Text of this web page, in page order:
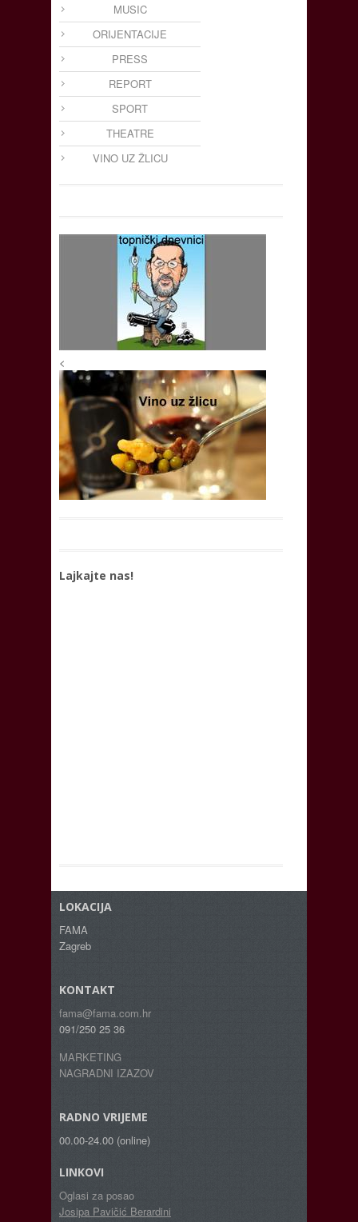
MUSIC
ORIJENTACIJE
PRESS
REPORT
SPORT
THEATRE
VINO UZ ŽLICU
<
Lajkajte nas!
LOKACIJA
FAMA
Zagreb
KONTAKT
fama@fama.com.hr
091/250 25 36
MARKETING
NAGRADNI IZAZOV
RADNO VRIJEME
00.00-24.00 (online)
LINKOVI
Oglasi za posao
Josipa Pavičić Berardini